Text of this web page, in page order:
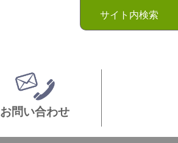
お問い合わせ
サイト内検索